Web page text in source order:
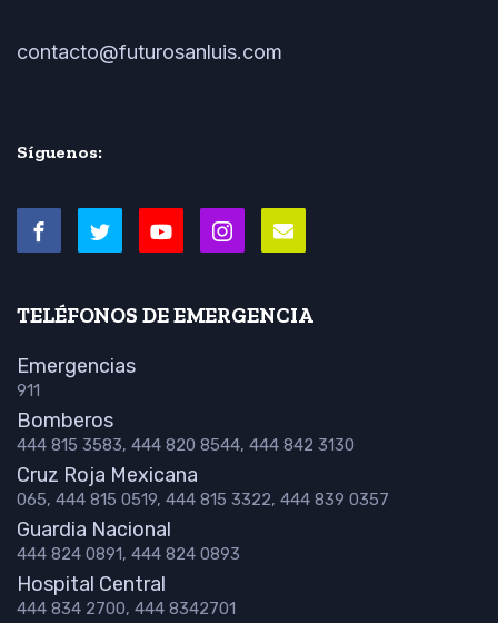
contacto@futurosanluis.com
Síguenos:
TELÉFONOS DE EMERGENCIA
Emergencias
911
Bomberos
444 815 3583, 444 820 8544, 444 842 3130
Cruz Roja Mexicana
065, 444 815 0519, 444 815 3322, 444 839 0357
Guardia Nacional
444 824 0891, 444 824 0893
Hospital Central
444 834 2700, 444 8342701